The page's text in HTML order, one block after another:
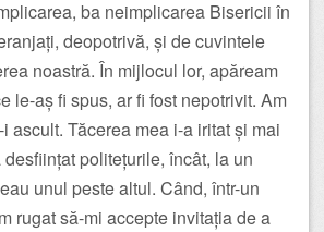
ba neimplicarea Bisericii în
deopotrivă, și de cuvintele
noastră. În mijlocul lor, apăream
le-aș fi spus, ar fi fost nepotrivit. Am
ascult. Tăcerea mea i-a iritat și mai
desființat politețurile, încât, la un
unul peste altul. Când, într-un
rugat să-mi accepte invitația de a